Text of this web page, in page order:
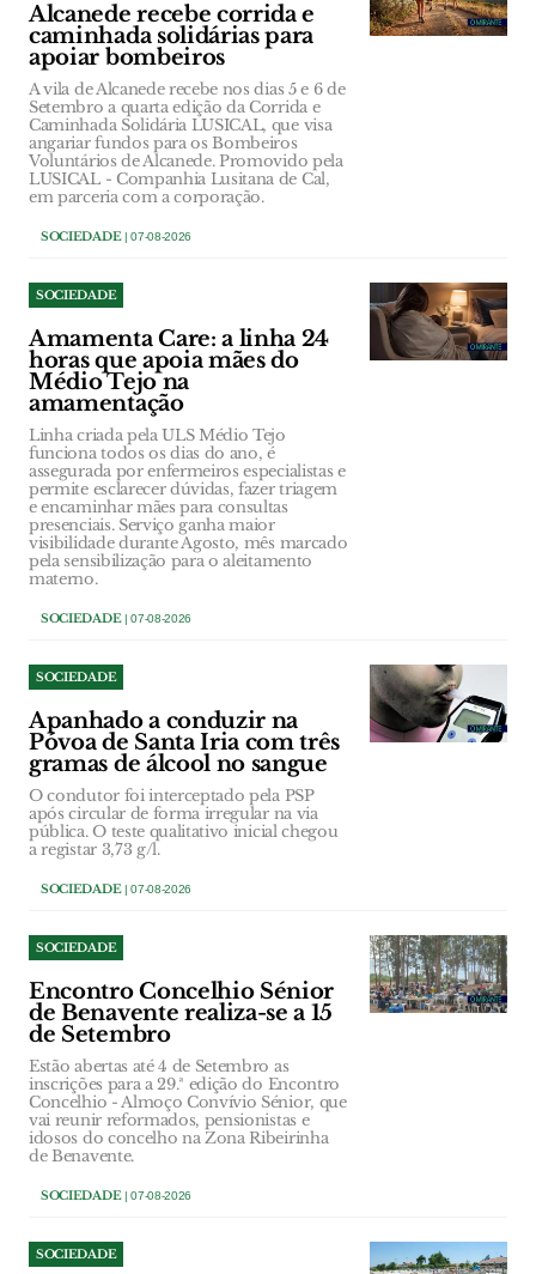
Alcanede recebe corrida e
caminhada solidárias para
apoiar bombeiros
A vila de Alcanede recebe nos dias 5 e 6 de
Setembro a quarta edição da Corrida e
Caminhada Solidária LUSICAL, que visa
angariar fundos para os Bombeiros
Voluntários de Alcanede. Promovido pela
LUSICAL - Companhia Lusitana de Cal,
em parceria com a corporação.
SOCIEDADE| 07-08-2026
SOCIEDADE
Amamenta Care: a linha 24
horas que apoia mães do
Médio Tejo na
amamentação
Linha criada pela ULS Médio Tejo
funciona todos os dias do ano, é
assegurada por enfermeiros especialistas e
permite esclarecer dúvidas, fazer triagem
e encaminhar mães para consultas
presenciais. Serviço ganha maior
visibilidade durante Agosto, mês marcado
pela sensibilização para o aleitamento
materno.
SOCIEDADE| 07-08-2026
SOCIEDADE
Apanhado a conduzir na
Póvoa de Santa Iria com três
gramas de álcool no sangue
O condutor foi interceptado pela PSP
após circular de forma irregular na via
pública. O teste qualitativo inicial chegou
a registar 3,73 g/l.
SOCIEDADE| 07-08-2026
SOCIEDADE
Encontro Concelhio Sénior
de Benavente realiza-se a 15
de Setembro
Estão abertas até 4 de Setembro as
inscrições para a 29.ª edição do Encontro
Concelhio - Almoço Convívio Sénior, que
vai reunir reformados, pensionistas e
idosos do concelho na Zona Ribeirinha
de Benavente.
SOCIEDADE| 07-08-2026
SOCIEDADE